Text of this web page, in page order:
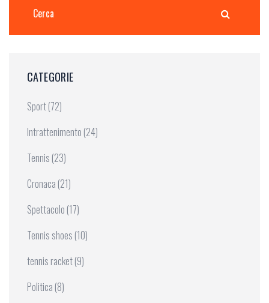
CATEGORIE
Sport(72)
Intrattenimento (24)
Tennis (23)
Cronaca (21)
Spettacolo (17)
Tennis shoes (10)
tennis racket(9)
Politica (8)